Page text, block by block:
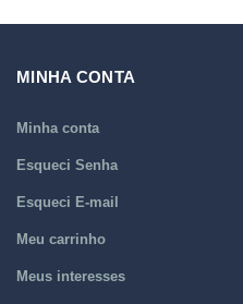
MINHA CONTA
Minha conta
Esqueci Senha
Esqueci E-mail
Meu carrinho
Meus interesses